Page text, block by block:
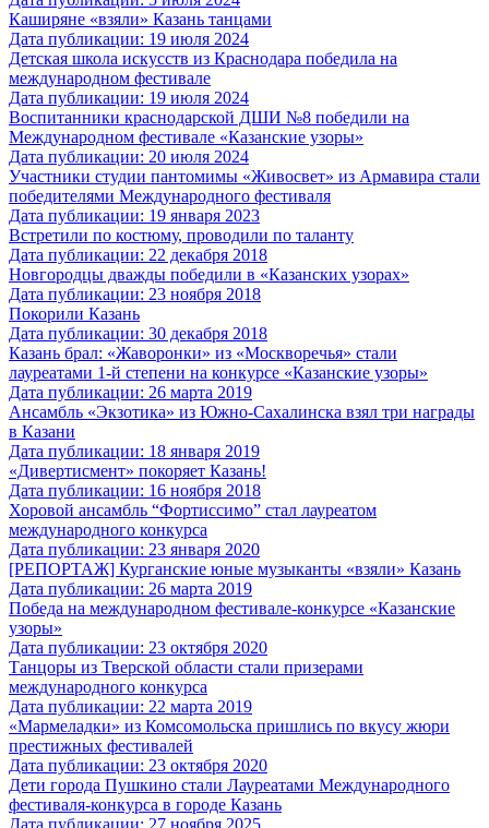
Каширяне «взяли» Казань танцами
Дата публикации: 19 июля 2024
Детская школа искусств из Краснодара победила на
международном фестивале
Дата публикации: 19 июля 2024
Воспитанники краснодарской ДШИ №8 победили на
Международном фестивале «Казанские узоры»
Дата публикации: 20 июля 2024
Участники студии пантомимы «Живосвет» из Армавира стали
победителями Международного фестиваля
Дата публикации: 19 января 2023
Встретили по костюму, проводили по таланту
Дата публикации: 22 декабря 2018
Новгородцы дважды победили в «Казанских узорах»
Дата публикации: 23 ноября 2018
Покорили Казань
Дата публикации: 30 декабря 2018
Казань брал: «Жаворонки» из «Москворечья» стали
лауреатами 1-й степени на конкурсе «Казанские узоры»
Дата публикации: 26 марта 2019
Ансамбль «Экзотика» из Южно-Сахалинска взял три награды
в Казани
Дата публикации: 18 января 2019
«Дивертисмент» покоряет Казань!
Дата публикации: 16 ноября 2018
Хоровой ансамбль “Фортиссимо” стал лауреатом
международного конкурса
Дата публикации: 23 января 2020
[РЕПОРТАЖ] Курганские юные музыканты «взяли» Казань
Дата публикации: 26 марта 2019
Победа на международном фестивале-конкурсе «Казанские
узоры»
Дата публикации: 23 октября 2020
Танцоры из Тверской области стали призерами
международного конкурса
Дата публикации: 22 марта 2019
«Мармеладки» из Комсомольска пришлись по вкусу жюри
престижных фестивалей
Дата публикации: 23 октября 2020
Дети города Пушкино стали Лауреатами Международного
фестиваля-конкурса в городе Казань